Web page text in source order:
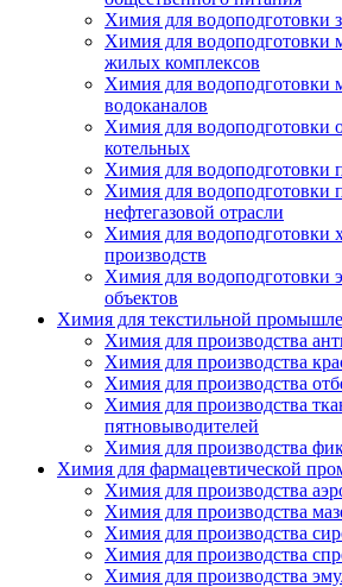
Химия для водоподготовки
Химия для водоподготовки
жилых комплексов
Химия для водоподготовки
водоканалов
Химия для водоподготовки
котельных
Химия для водоподготовки
Химия для водоподготовки
нефтегазовой отрасли
Химия для водоподготовки
производств
Химия для водоподготовки
объектов
Химия для текстильной
Химия для производства
Химия для производства
Химия для производства
Химия для производства
пятновыводителей
Химия для производства
Химия для фармацевтической
Химия для производства
Химия для производства
Химия для производства
Химия для производства
Химия для производства